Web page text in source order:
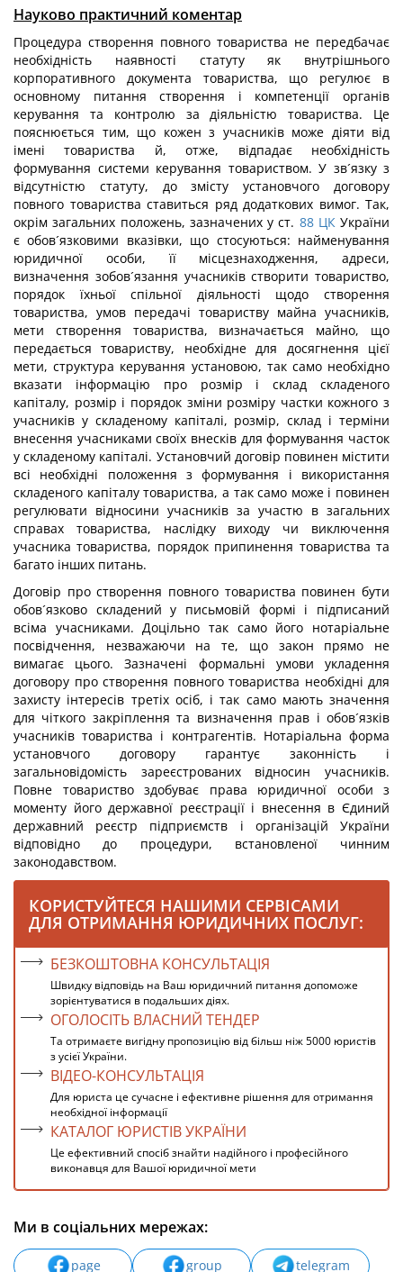
Науково практичний коментар
Процедура створення повного товариства не передбачає
необхідність наявності статуту як внутрішнього
корпоративного документа товариства, що регулює в
основному питання створення і компетенції органів
керування та контролю за діяльністю товариства. Це
пояснюється тим, що кожен з учасників може діяти від
імені товариства й, отже, відпадає необхідність
формування системи керування товариством. У зв´язку з
відсутністю статуту, до змісту установчого договору
повного товариства ставиться ряд додаткових вимог. Так,
окрім загальних положень, зазначених у ст. 88 ЦКУкраїни
є обов´язковими вказівки, що стосуються: найменування
юридичної особи, її місцезнаходження, адреси,
визначення зобов´язання учасників створити товариство,
порядок їхньої спільної діяльності щодо створення
товариства, умов передачі товариству майна учасників,
мети створення товариства, визначається майно, що
передається товариству, необхідне для досягнення цієї
мети, структура керування установою, так само необхідно
вказати інформацію про розмір і склад складеного
капіталу, розмір і порядок зміни розміру частки кожного з
учасників у складеному капіталі, розмір, склад і терміни
внесення учасниками своїх внесків для формування часток
у складеному капіталі. Установчий договір повинен містити
всі необхідні положення з формування і використання
складеного капіталу товариства, а так само може і повинен
регулювати відносини учасників за участю в загальних
справах товариства, наслідку виходу чи виключення
учасника товариства, порядок припинення товариства та
багато інших питань.
Договір про створення повного товариства повинен бути
обов´язково складений у письмовій формі і підписаний
всіма учасниками. Доцільно так само його нотаріальне
посвідчення, незважаючи на те, що закон прямо не
вимагає цього. Зазначені формальні умови укладення
договору про створення повного товариства необхідні для
захисту інтересів третіх осіб, і так само мають значення
для чіткого закріплення та визначення прав і обов´язків
учасників товариства і контрагентів. Нотаріальна форма
установчого договору гарантує законність і
загальновідомість зареєстрованих відносин учасників.
Повне товариство здобуває права юридичної особи з
моменту його державної реєстрації і внесення в Єдиний
державний реєстр підприємств і організацій України
відповідно до процедури, встановленої чинним
законодавством.
КОРИСТУЙТЕСЯ НАШИМИ СЕРВІСАМИ
ДЛЯ ОТРИМАННЯ ЮРИДИЧНИХ ПОСЛУГ:
БЕЗКОШТОВНА КОНСУЛЬТАЦІЯ
Швидку відповідь на Ваш юридичний питання допоможе
зорієнтуватися в подальших діях.
ОГОЛОСІТЬ ВЛАСНИЙ ТЕНДЕР
Та отримаєте вигідну пропозицію від більш ніж 5000 юристів
з усієї України.
ВІДЕО-КОНСУЛЬТАЦІЯ
Для юриста це сучасне і ефективне рішення для отримання
необхідної інформації
КАТАЛОГ ЮРИСТІВ УКРАЇНИ
Це ефективний спосіб знайти надійного і професійного
виконавця для Вашої юридичної мети
Ми в соціальних мережах:
page group
telegram